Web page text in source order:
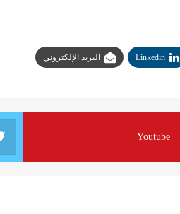
Linkedin البريد الإلكتروني
Youtube